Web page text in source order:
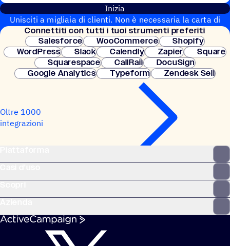
Inizia
Unisciti a migliaia di clienti. Non è necessaria la carta di
credito. Configurazione istantanea.
Connet­titi con tutti i tuoi strumenti preferiti
Salesforce
WooCommerce
Shopify
WordPress
Slack Calendly Zapier
Square
Squarespace
CallRail
DocuSign
Google Analytics
Typeform Zendesk Sell
Oltre 1000
integrazioni